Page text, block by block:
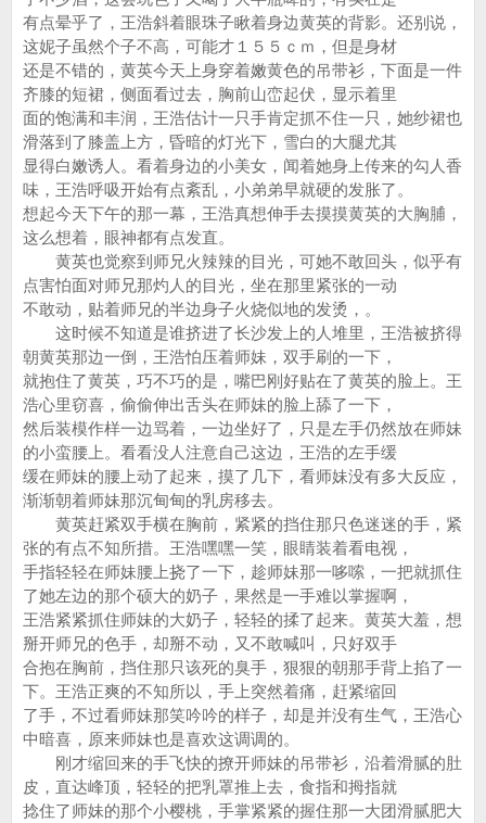
有点晕乎了，王浩斜着眼珠子瞅着身边黄英的背影。还别说，
这妮子虽然个子不高，可能才１５５ｃｍ，但是身材
还是不错的，黄英今天上身穿着嫩黄色的吊带衫，下面是一件
齐膝的短裙，侧面看过去，胸前山峦起伏，显示着里
面的饱满和丰润，王浩估计一只手肯定抓不住一只，她纱裙也
滑落到了膝盖上方，昏暗的灯光下，雪白的大腿尤其
显得白嫩诱人。看着身边的小美女，闻着她身上传来的勾人香
味，王浩呼吸开始有点紊乱，小弟弟早就硬的发胀了。
想起今天下午的那一幕，王浩真想伸手去摸摸黄英的大胸脯，
这么想着，眼神都有点发直。
黄英也觉察到师兄火辣辣的目光，可她不敢回头，似乎有
点害怕面对师兄那灼人的目光，坐在那里紧张的一动
不敢动，贴着师兄的半边身子火烧似地的发烫，。
这时候不知道是谁挤进了长沙发上的人堆里，王浩被挤得
朝黄英那边一倒，王浩怕压着师妹，双手刷的一下，
就抱住了黄英，巧不巧的是，嘴巴刚好贴在了黄英的脸上。王
浩心里窃喜，偷偷伸出舌头在师妹的脸上舔了一下，
然后装模作样一边骂着，一边坐好了，只是左手仍然放在师妹
的小蛮腰上。看看没人注意自己这边，王浩的左手缓
缓在师妹的腰上动了起来，摸了几下，看师妹没有多大反应，
渐渐朝着师妹那沉甸甸的乳房移去。
黄英赶紧双手横在胸前，紧紧的挡住那只色迷迷的手，紧
张的有点不知所措。王浩嘿嘿一笑，眼睛装着看电视，
手指轻轻在师妹腰上挠了一下，趁师妹那一哆嗦，一把就抓住
了她左边的那个硕大的奶子，果然是一手难以掌握啊，
王浩紧紧抓住师妹的大奶子，轻轻的揉了起来。黄英大羞，想
掰开师兄的色手，却掰不动，又不敢喊叫，只好双手
合抱在胸前，挡住那只该死的臭手，狠狠的朝那手背上掐了一
下。王浩正爽的不知所以，手上突然着痛，赶紧缩回
了手，不过看师妹那笑吟吟的样子，却是并没有生气，王浩心
中暗喜，原来师妹也是喜欢这调调的。
刚才缩回来的手飞快的撩开师妹的吊带衫，沿着滑腻的肚
皮，直达峰顶，轻轻的把乳罩推上去，食指和拇指就
捻住了师妹的那个小樱桃，手掌紧紧的握住那一大团滑腻肥大